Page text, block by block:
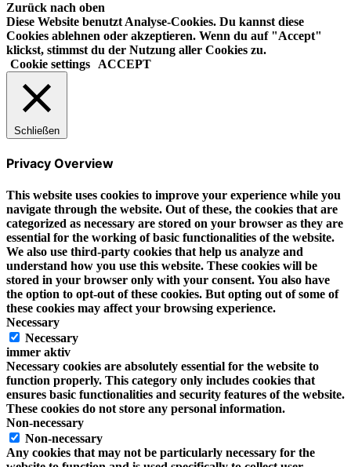
Zurück nach oben
Diese Website benutzt Analyse-Cookies. Du kannst diese
Cookies ablehnen oder akzeptieren. Wenn du auf "Accept"
klickst, stimmst du der Nutzung aller Cookies zu.
Cookie settings
ACCEPT
Schließen
Privacy Overview
This website uses cookies to improve your experience while you
navigate through the website. Out of these, the cookies that are
categorized as necessary are stored on your browser as they are
essential for the working of basic functionalities of the website.
We also use third-party cookies that help us analyze and
understand how you use this website. These cookies will be
stored in your browser only with your consent. You also have
the option to opt-out of these cookies. But opting out of some of
these cookies may affect your browsing experience.
Necessary
Necessary
immer aktiv
Necessary cookies are absolutely essential for the website to
function properly. This category only includes cookies that
ensures basic functionalities and security features of the website.
These cookies do not store any personal information.
Non-necessary
Non-necessary
Any cookies that may not be particularly necessary for the